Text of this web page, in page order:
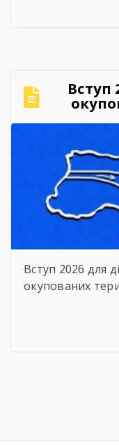
Вступ
Вступ 2026 для
окупованих